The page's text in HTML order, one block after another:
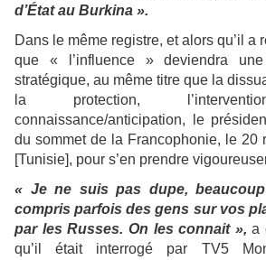
d’État au Burkina ».
Dans le même registre, et alors qu’il a
que « l’influence » deviendra
stratégique, au même titre que la
la protection,
connaissance/anticipation, le
du sommet de la Francophonie, le 20
[Tunisie], pour s’en prendre
« Je ne suis pas dupe, beaucoup
compris parfois des gens sur vos
par les Russes. On les connait », a
qu’il était interrogé par TV5